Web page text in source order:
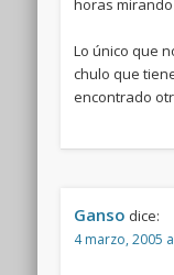
horas mirando
Lo único que
chulo que
encontrado
Ganso dice:
4 marzo, 2005